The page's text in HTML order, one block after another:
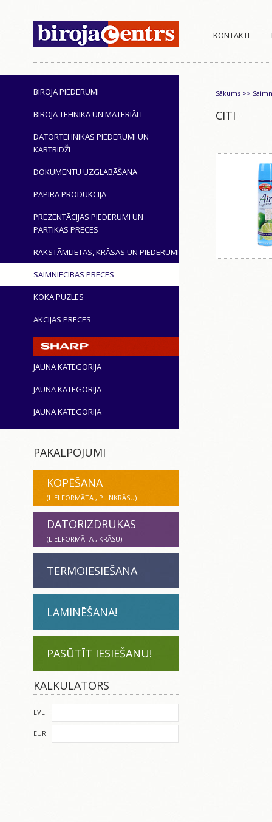
KONTAKTI
BIROJA PIEDERUMI
BIROJA TEHNIKA UN MATERIĀLI
DATORTEHNIKAS PIEDERUMI UN
KĀRTRIDŽI
DOKUMENTU UZGLABĀŠANA
PAPĪRA PRODUKCIJA
PREZENTĀCIJAS PIEDERUMI UN
PĀRTIKAS PRECES
RAKSTĀMLIETAS, KRĀSAS UN PIEDERUMI
SAIMNIECĪBAS PRECES
KOKA PUZLES
AKCIJAS PRECES
JAUNA KATEGORIJA
JAUNA KATEGORIJA
JAUNA KATEGORIJA
Sākums >>
CITI
PAKALPOJUMI
KOPĒŠANA
(LIELFORMĀTA , PILNKRĀSU)
DATORIZDRUKAS
(LIELFORMĀTA , KRĀSU)
TERMOIESIEŠANA
LAMINĒŠANA!
PASŪTĪT IESIEŠANU!
KALKULATORS
LVL
EUR